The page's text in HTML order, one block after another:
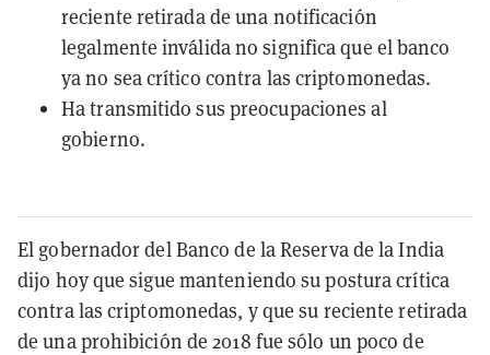
reciente retirada de una notificación
legalmente inválida no significa que el banco
ya no sea crítico contra las criptomonedas.
Ha transmitido sus preocupaciones al
gobierno.
El gobernador del Banco de la Reserva de la India
dijo hoy que sigue manteniendo su postura crítica
contra las criptomonedas, y que su reciente retirada
de una prohibición de 2018 fue sólo un poco de